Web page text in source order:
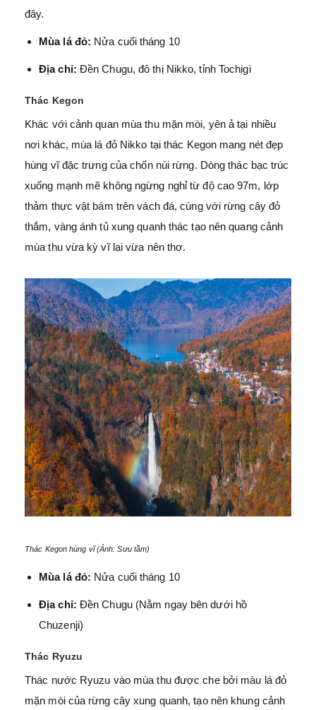
đây.
Mùa lá đỏ: Nửa cuối tháng 10
Địa chỉ: Đền Chugu, đô thị Nikko, tỉnh Tochigi
Thác Kegon
Khác với cảnh quan mùa thu mặn mòi, yên ả tại nhiều
nơi khác, mùa lá đỏ Nikko tại thác Kegon mang nét đẹp
hùng vĩ đặc trưng của chốn núi rừng. Dòng thác bạc trúc
xuống mạnh mẽ không ngừng nghỉ từ độ cao 97m, lớp
thảm thực vật bám trên vách đá, cùng với rừng cây đỏ
thắm, vàng ánh tủ xung quanh thác tạo nên quang cảnh
mùa thu vừa kỳ vĩ lại vừa nên thơ.
Thác Kegon hùng vĩ (Ảnh: Sưu tầm)
Mùa lá đỏ: Nửa cuối tháng 10
Địa chỉ: Đền Chugu (Nằm ngay bên dưới hồ
Chuzenji)
Thác Ryuzu
Thác nước Ryuzu vào mùa thu được che bởi màu lá đỏ
mặn mòi của rừng cây xung quanh, tạo nên khung cảnh